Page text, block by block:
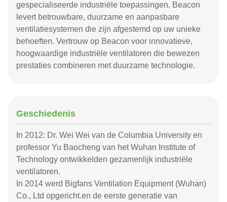
gespecialiseerde industriële toepassingen, Beacon
levert betrouwbare, duurzame en aanpasbare
ventilatiesystemen die zijn afgestemd op uw unieke
behoeften. Vertrouw op Beacon voor innovatieve,
hoogwaardige industriële ventilatoren die bewezen
prestaties combineren met duurzame technologie.
Geschiedenis
In 2012: Dr. Wei Wei van de Columbia University en
professor Yu Baocheng van het Wuhan Institute of
Technology ontwikkelden gezamenlijk industriële
ventilatoren.
In 2014 werd Bigfans Ventilation Equipment (Wuhan)
Co., Ltd opgericht.en de eerste generatie van